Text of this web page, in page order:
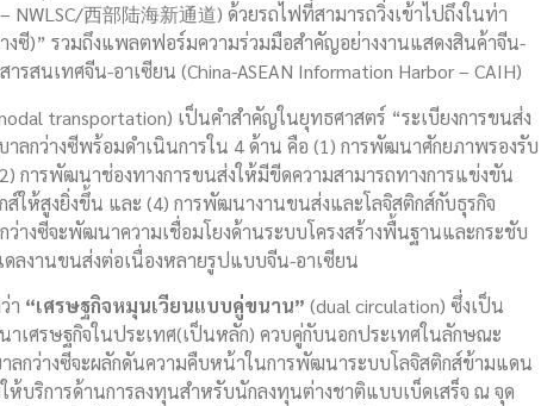
NWLSC/西部陆海新通道) ด้วยรถไฟที่สามารถวิ่งเข้าไปถึงในท่า
งซี)” รวมถึงแพลตฟอร์มความร่วมมือสำคัญอย่างงานแสดงสินค้าจีน-
รสนเทศจีน-อาเซียน (China-ASEAN Information Harbor – CAIH)
transportation) เป็นคำสำคัญในยุทธศาสตร์ “ระเบียงการขนส่ง
ลกว่างซีพร้อมดำเนินการใน 4 ด้าน คือ (1) การพัฒนาศักยภาพรองรับ
การพัฒนาช่องทางการขนส่งให้มีขีดความสามารถทางการแข่งขัน
ให้สูงยิ่งขึ้น และ (4) การพัฒนางานขนส่งและโลจิสติกส์กับธุรกิจ
างซีจะพัฒนาความเชื่อมโยงด้านระบบโครงสร้างพื้นฐานและกระชับ
ลงานขนส่งต่อเนื่องหลายรูปแบบจีน-อาเซียน
า “เศรษฐกิจหมุนเวียนแบบคู่ขนาน” (dual circulation) ซึ่งเป็น
เศรษฐกิจในประเทศ(เป็นหลัก) ควบคู่กับนอกประเทศในลักษณะ
ลกว่างซีจะผลักดันความคืบหน้าในการพัฒนาระบบโลจิสติกส์ข้ามแดน
บริการด้านการลงทุนสำหรับนักลงทุนต่างชาติแบบเบ็ดเสร็จ ณ จุด